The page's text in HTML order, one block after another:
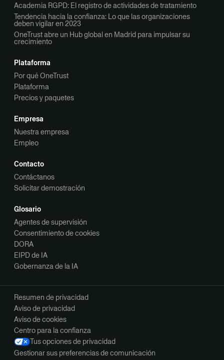
Academia RGPD: El registro de actividades de tratamiento
Tendencia hacia la confianza: Lo que las organizaciones
deben vigilar en 2023
OneTrust abre un Hub global en Madrid para impulsar su
crecimiento
Plataforma
Por qué OneTrust
Plataforma
Precios y paquetes
Empresa
Nuestra empresa
Empleo
Contacto
Contáctanos
Solicitar demostración
Glosario
Agentes de supervisión
Consentimiento de cookies
DORA
EIPD de IA
Gobernanza de la IA
Resumen de privacidad
Aviso de privacidad
Aviso de cookies
Centro para la confianza
Tus opciones de privacidad
Gestionar sus preferencias de comunicación